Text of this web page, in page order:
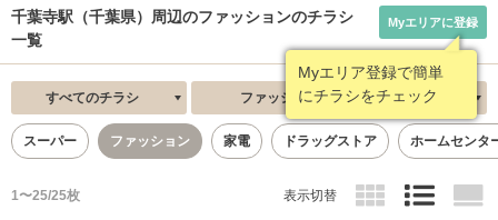
千葉寺駅（千葉県）周辺のファッションのチラシ
一覧
Myエリア登録で簡単
にチラシをチェック
Myエリアに登録
すべてのチラシ ファッション 新着順
スーパー ファッション 家電 ドラッグストア ホームセンタ
1〜25/25枚 表示切替